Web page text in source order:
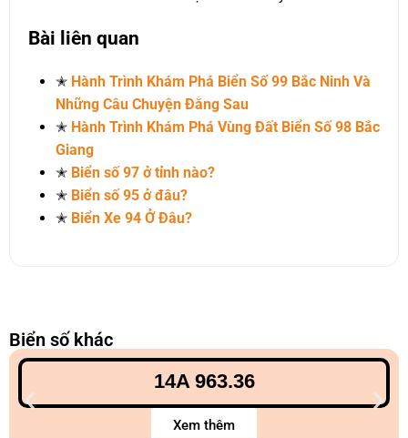
Bài liên quan
✭ Hành Trình Khám Phá Biển Số 99 Bắc Ninh Và
Những Câu Chuyện Đằng Sau
✭ Hành Trình Khám Phá Vùng Đất Biển Số 98 Bắc
Giang
✭ Biển số 97 ở tỉnh nào?
✭ Biển số 95 ở đâu?
✭ Biển Xe 94 Ở Đâu?
Biển số khác
14A 963.36
Xem thêm